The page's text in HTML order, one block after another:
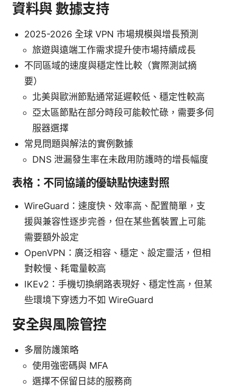
資料與 數據支持
2025-2026 全球 VPN 市場規模與增長預測
旅遊與遠端工作需求提升使市場持續成長
不同區域的速度與穩定性比較（實際測試摘
要）
北美與歐洲節點通常延遲較低、穩定性較高
亞太區節點在部分時段可能較忙碌，需要多伺
服器選擇
常見問題與解法的實例數據
DNS 泄漏發生率在未啟用防護時的增長幅度
表格：不同協議的優缺點快速對照
WireGuard：速度快、效率高、配置簡單，支
援與兼容性逐步完善，但在某些舊裝置上可能
需要額外設定
OpenVPN：廣泛相容、穩定、設定靈活，但相
對較慢、耗電量較高
IKEv2：手機切換網路表現好、穩定性高，但某
些環境下穿透力不如 WireGuard
安全與風險管控
多層防護策略
使用強密碼與 MFA
選擇不保留日誌的服務商